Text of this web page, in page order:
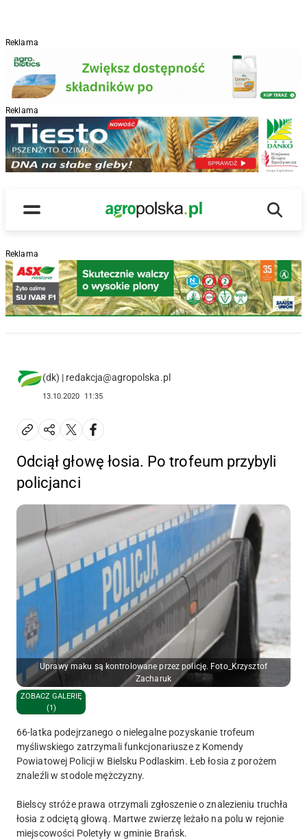
Reklama
Reklama
Menu
Main Logo
Reklama
(dk) | redakcja@agropolska.pl
13.10.2020 11:35
Odciął głowę łosia. Po trofeum przybyli
policjanci
Uprawy maku są kontrolowane przez policję. Foto_Krzysztof
Zacharuk
ZOBACZ GALERIĘ
(1)
66-latka podejrzanego o nielegalne pozyskanie trofeum
myśliwskiego zatrzymali funkcjonariusze z Komendy
Powiatowej Policji w Bielsku Podlaskim. Łeb łosia z porożem
znaleźli w stodole mężczyzny.
Bielscy stróże prawa otrzymali zgłoszenie o znalezieniu truchła
łosia z odciętą głową. Martwe zwierzę leżało na polu w rejonie
miejscowości Poletyły w gminie Brańsk.